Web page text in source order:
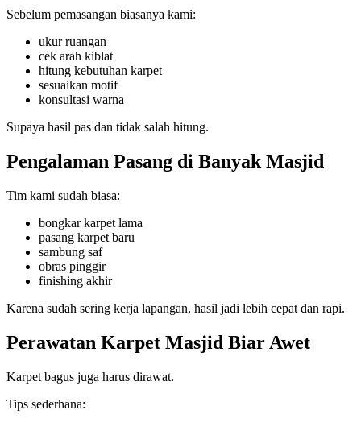
Sebelum pemasangan biasanya kami:
ukur ruangan
cek arah kiblat
hitung kebutuhan karpet
sesuaikan motif
konsultasi warna
Supaya hasil pas dan tidak salah hitung.
Pengalaman Pasang di Banyak Masjid
Tim kami sudah biasa:
bongkar karpet lama
pasang karpet baru
sambung saf
obras pinggir
finishing akhir
Karena sudah sering kerja lapangan, hasil jadi lebih cepat dan rapi.
Perawatan Karpet Masjid Biar Awet
Karpet bagus juga harus dirawat.
Tips sederhana: